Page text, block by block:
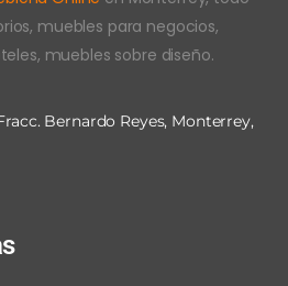
muebles para negocios,
muebles sobre diseño.
Bernardo Reyes, Monterrey,